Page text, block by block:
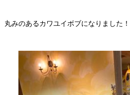
丸みのあるカワユイボブになりました！